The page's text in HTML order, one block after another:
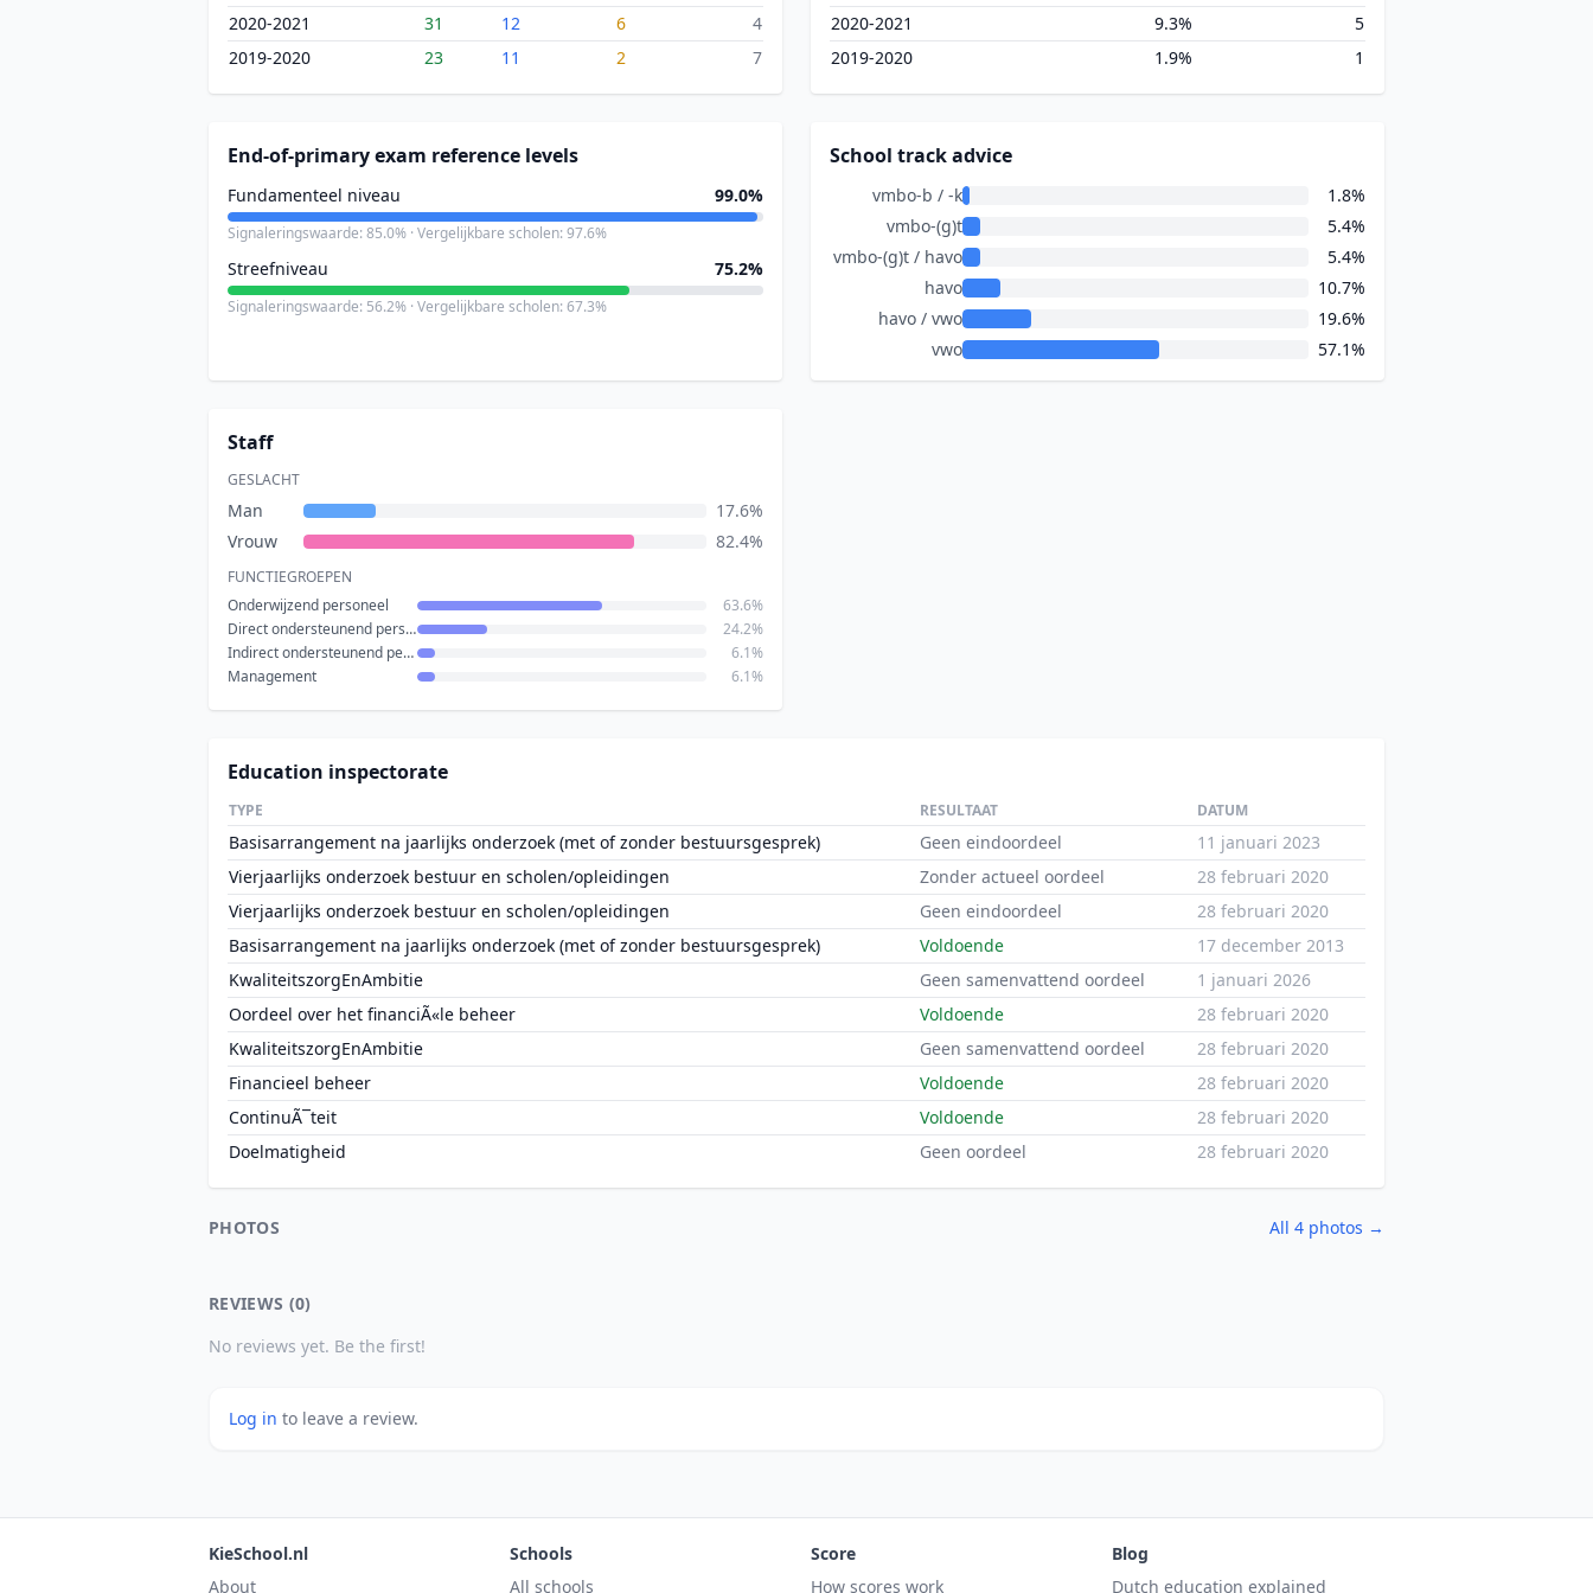
2020-2021 31 12 6
4
2019-2020
23 11 2 7
2020-2021 9.3%
5
2019-2020
1.9% 1
End-of-primary exam reference levels
Fundamenteel niveau 99.0%
Signaleringswaarde: 85.0% · Vergelijkbare scholen: 97.6%
Streefniveau 75.2%
Signaleringswaarde: 56.2% · Vergelijkbare scholen: 67.3%
School track advice
vmbo-b / -k
1.8%
vmbo-(g)t
5.4%
vmbo-(g)t / havo
5.4%
havo
10.7%
havo / vwo
19.6%
vwo
57.1%
Staff
GESLACHT
Man
17.6%
Vrouw
82.4%
FUNCTIEGROEPEN
Onderwijzend personeel
63.6%
Direct ondersteunend personeel
24.2%
Indirect ondersteunend personeel
6.1%
Management
6.1%
Education inspectorate
TYPE RESULTAAT DATUM
Basisarrangement na jaarlijks onderzoek (met of zonder bestuursgesprek) Geen eindoordeel
11 januari 2023
Vierjaarlijks onderzoek bestuur en scholen/opleidingen
Zonder actueel oordeel
28 februari 2020
Vierjaarlijks onderzoek bestuur en scholen/opleidingen
Geen eindoordeel
28 februari 2020
Basisarrangement na jaarlijks onderzoek (met of zonder bestuursgesprek)
Voldoende
17 december 2013
KwaliteitszorgEnAmbitie
Geen samenvattend oordeel
1 januari 2026
Oordeel over het financiÃ«le beheer
Voldoende
28 februari 2020
KwaliteitszorgEnAmbitie
Geen samenvattend oordeel
28 februari 2020
Financieel beheer
Voldoende
28 februari 2020
ContinuÃ¯teit
Voldoende
28 februari 2020
Doelmatigheid
Geen oordeel 28 februari 2020
PHOTOS All 4 photos →
REVIEWS (0)
No reviews yet. Be the first!
Log in to leave a review.
KieSchool.nl
About
Schools
All schools
Score
How scores work
Blog
Dutch education explained